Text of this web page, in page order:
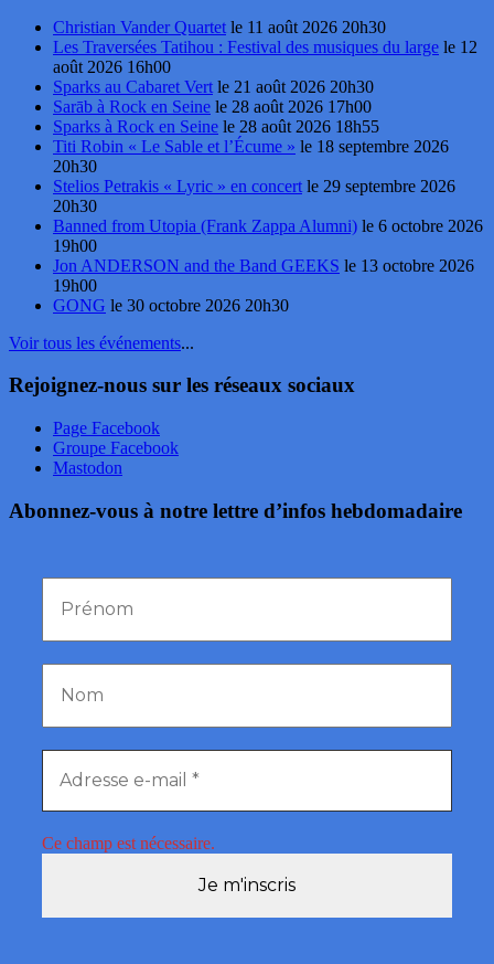
Christian Vander Quartet le 11 août 2026 20h30
Les Traversées Tatihou : Festival des musiques du large le 12
août 2026 16h00
Sparks au Cabaret Vert le 21 août 2026 20h30
Sarāb à Rock en Seine le 28 août 2026 17h00
Sparks à Rock en Seine le 28 août 2026 18h55
Titi Robin « Le Sable et l’Écume » le 18 septembre 2026
20h30
Stelios Petrakis « Lyric » en concert le 29 septembre 2026
20h30
Banned from Utopia (Frank Zappa Alumni) le 6 octobre 2026
19h00
Jon ANDERSON and the Band GEEKS le 13 octobre 2026
19h00
GONG le 30 octobre 2026 20h30
Voir tous les événements...
Rejoignez-nous sur les réseaux sociaux
Page Facebook
Groupe Facebook
Mastodon
Abonnez-vous à notre lettre d’infos hebdomadaire
Ce champ est nécessaire.